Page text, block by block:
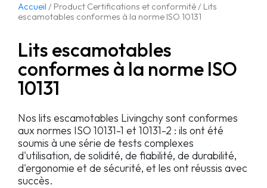
Accueil / Product Certifications et conformité / Lits
escamotables conformes à la norme ISO 10131
Lits escamotables
conformes à la norme ISO
10131
Nos lits escamotables Livingchy sont conformes
aux normes ISO 10131-1 et 10131-2 : ils ont été
soumis à une série de tests complexes
d'utilisation, de solidité, de fiabilité, de durabilité,
d'ergonomie et de sécurité, et les ont réussis avec
succès.